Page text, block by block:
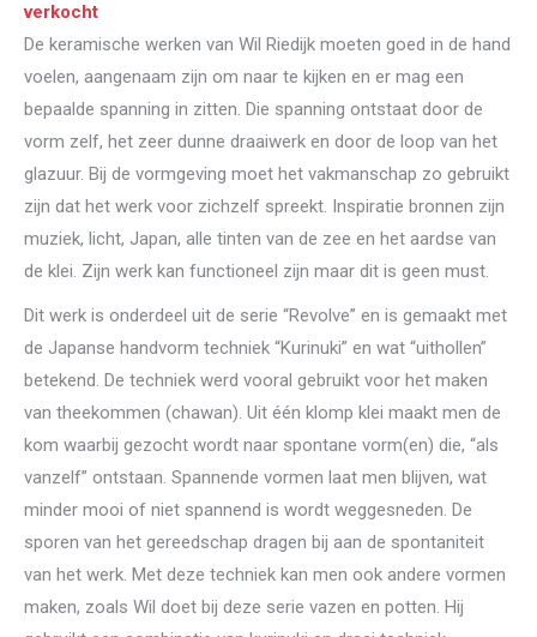
verkocht
De keramische werken van Wil Riedijk moeten goed in de hand
voelen, aangenaam zijn om naar te kijken en er mag een
bepaalde spanning in zitten. Die spanning ontstaat door de
vorm zelf, het zeer dunne draaiwerk en door de loop van het
glazuur. Bij de vormgeving moet het vakmanschap zo gebruikt
zijn dat het werk voor zichzelf spreekt. Inspiratie bronnen zijn
muziek, licht, Japan, alle tinten van de zee en het aardse van
de klei. Zijn werk kan functioneel zijn maar dit is geen must.
Dit werk is onderdeel uit de serie “Revolve” en is gemaakt met
de Japanse handvorm techniek “Kurinuki” en wat “uithollen”
betekend. De techniek werd vooral gebruikt voor het maken
van theekommen (chawan). Uit één klomp klei maakt men de
kom waarbij gezocht wordt naar spontane vorm(en) die, “als
vanzelf” ontstaan. Spannende vormen laat men blijven, wat
minder mooi of niet spannend is wordt weggesneden. De
sporen van het gereedschap dragen bij aan de spontaniteit
van het werk. Met deze techniek kan men ook andere vormen
maken, zoals Wil doet bij deze serie vazen en potten. Hij